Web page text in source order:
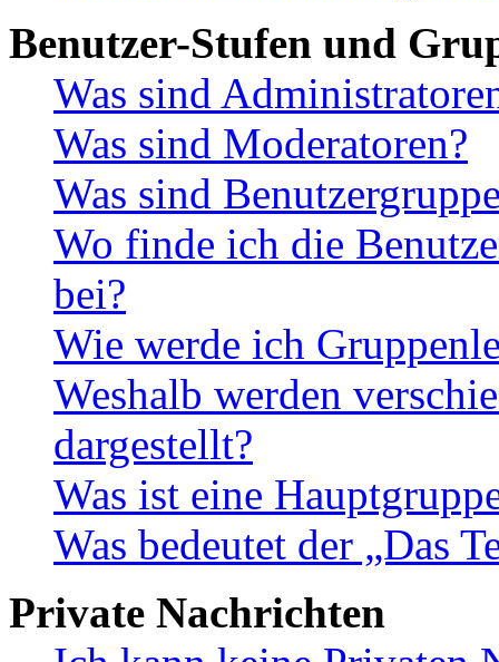
Benutzer-Stufen und
Was sind
Was sind Moderatoren?
Was sind
Wo finde ich die
bei?
Wie werde ich
Weshalb werden
dargestellt?
Was ist eine
Was bedeutet der „Das
Private Nachrichten